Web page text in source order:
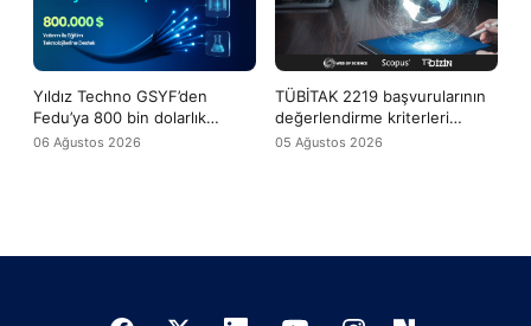
Yıldız Techno GSYF’den
Fedu’ya 800 bin dolarlık
yatırım desteği
06 Ağustos 2026
TÜBİTAK 2219 başvurularının
değerlendirme kriterleri
arasına WoS ve Scopus
05 Ağustos 2026